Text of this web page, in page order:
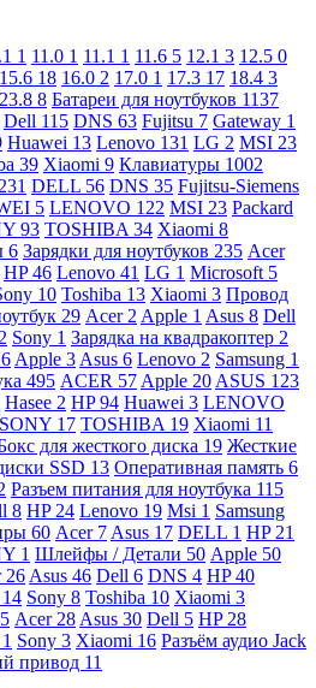
1 11.0 1 11.1 1 11.6 5 12.1 3 12.5 0
15.6 18 16.0 2 17.0 1 17.3 17 18.4 3
23.8 8 Батареи для ноутбуков 1137
Dell 115 DNS 63 Fujitsu 7 Gateway 1
Huawei 13 Lenovo 131 LG 2 MSI 23
39 Xiaomi 9 Клавиатуры 1002
231 DELL 56 DNS 35 Fujitsu-Siemens
5 LENOVO 122 MSI 23 Packard
93 TOSHIBA 34 Xiaomi 8
6 Зарядки для ноутбуков 235 Acer
HP46 Lenovo 41 LG 1 Microsoft 5
10 Toshiba 13 Xiaomi 3 Провод
29 Acer 2 Apple 1 Asus 8 Dell
2 Sony 1 Зарядка на квадракоптер 2
6 Apple 3 Asus 6 Lenovo 2 Samsung 1
495 ACER 57 Apple 20 ASUS 123
Hasee 2 HP94 Huawei 3 LENOVO
SONY 17 TOSHIBA 19 Xiaomi 11
для жесткого диска 19 Жесткие
SSD 13 Оперативная память 6
Разъем питания для ноутбука 115
8 HP 24 Lenovo 19 Msi 1 Samsung
60 Acer 7 Asus 17 DELL 1 HP 21
1 Шлейфы / Детали 50 Apple 50
26 Asus 46 Dell 6 DNS 4 HP40
14 Sony 8 Toshiba 10 Xiaomi 3
Acer 28 Asus 30 Dell 5 HP 28
1 Sony 3 Xiaomi 16 Разъём аудио Jack
привод 11